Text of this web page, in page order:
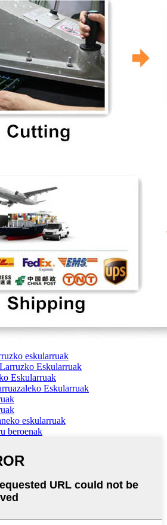
eskularruak
Eskularruak
Eskularruak
Eskularruak
eskularruak
beroenak